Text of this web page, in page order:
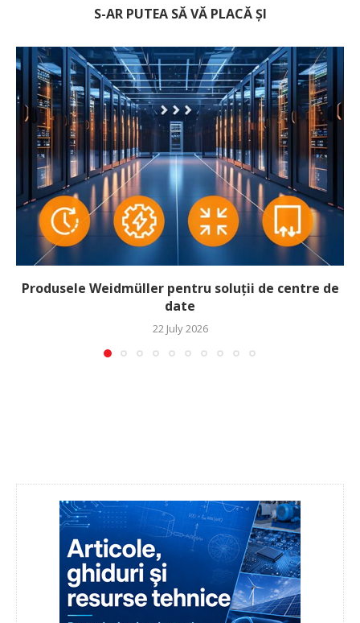
S-AR PUTEA SĂ VĂ PLACĂ ȘI
Produsele Weidmüller pentru soluții de centre de
date
22 July 2026